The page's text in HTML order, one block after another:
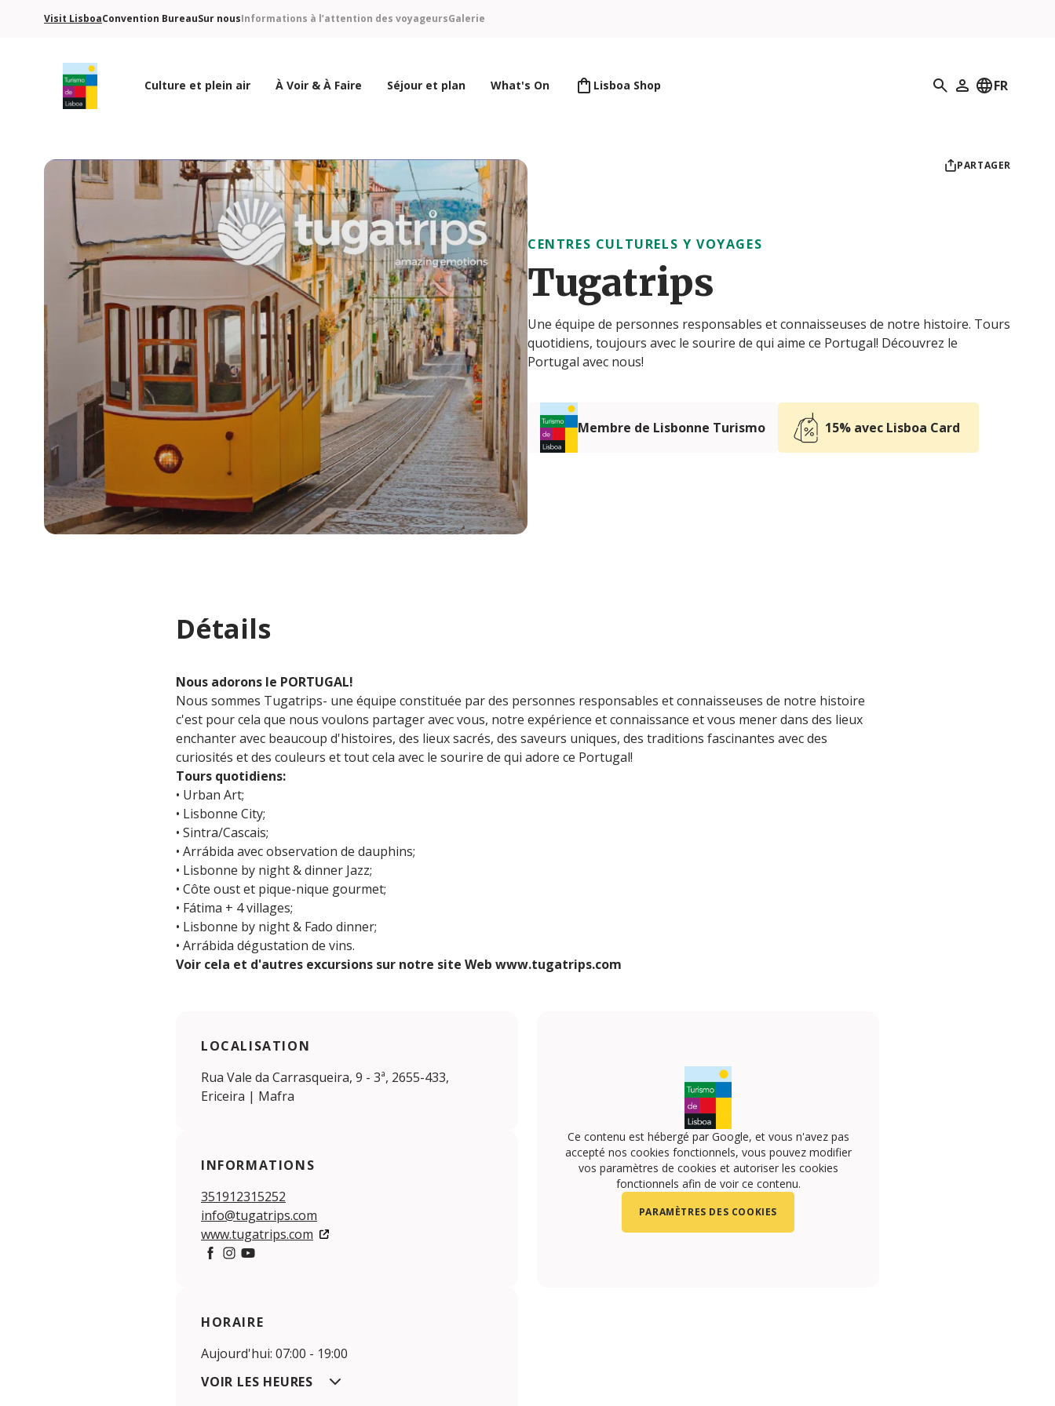
Visit LisboaConvention BureauSur nousInformations à l’attention des voyageursGalerie
Culture et plein air À Voir & À Faire Séjour et plan What's On Lisboa Shop Recherche
Mon profil
FR
PARTAGER
CENTRES CULTURELS Y VOYAGES
Tugatrips
Une équipe de personnes responsables et connaisseuses de notre histoire. Tours
quotidiens, toujours avec le sourire de qui aime ce Portugal! Découvrez le
Portugal avec nous!
Membre de Lisbonne Turismo 15% avec Lisboa Card
Détails
Nous adorons le PORTUGAL!
Nous sommes Tugatrips- une équipe constituée par des personnes responsables et connaisseuses de notre histoire
c'est pour cela que nous voulons partager avec vous, notre expérience et connaissance et vous mener dans des lieux
enchanter avec beaucoup d'histoires, des lieux sacrés, des saveurs uniques, des traditions fascinantes avec des
curiosités et des couleurs et tout cela avec le sourire de qui adore ce Portugal!
Tours quotidiens:
• Urban Art;
• Lisbonne City;
• Sintra/Cascais;
• Arrábida avec observation de dauphins;
• Lisbonne by night & dinner Jazz;
• Côte oust et pique-nique gourmet;
• Fátima + 4 villages;
• Lisbonne by night & Fado dinner;
• Arrábida dégustation de vins.
Voir cela et d'autres excursions sur notre site Web www.tugatrips.com
LOCALISATION
Rua Vale da Carrasqueira, 9 - 3ª, 2655-433,
Ericeira | Mafra
INFORMATIONS
351912315252
info@tugatrips.com
www.tugatrips.com
Ce contenu est hébergé par Google, et vous n'avez pas
accepté nos cookies fonctionnels, vous pouvez modifier
vos paramètres de cookies et autoriser les cookies
fonctionnels afin de voir ce contenu.
PARAMÈTRES DES COOKIES
HORAIRE
Aujourd'hui: 07:00 - 19:00
VOIR LES HEURES